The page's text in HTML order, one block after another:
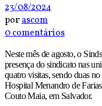
23/08/2024
porascom
0 comentários
Neste mês de agosto, o
presença do sindicato nas
quatro visitas, sendo duas
Hospital Menandro de
Couto Maia, em Salvador.